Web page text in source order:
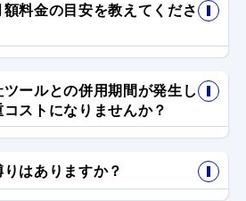
料金の目安を教えてくださ
ールとの併用期間が発生し
ストになりませんか？
はありますか？